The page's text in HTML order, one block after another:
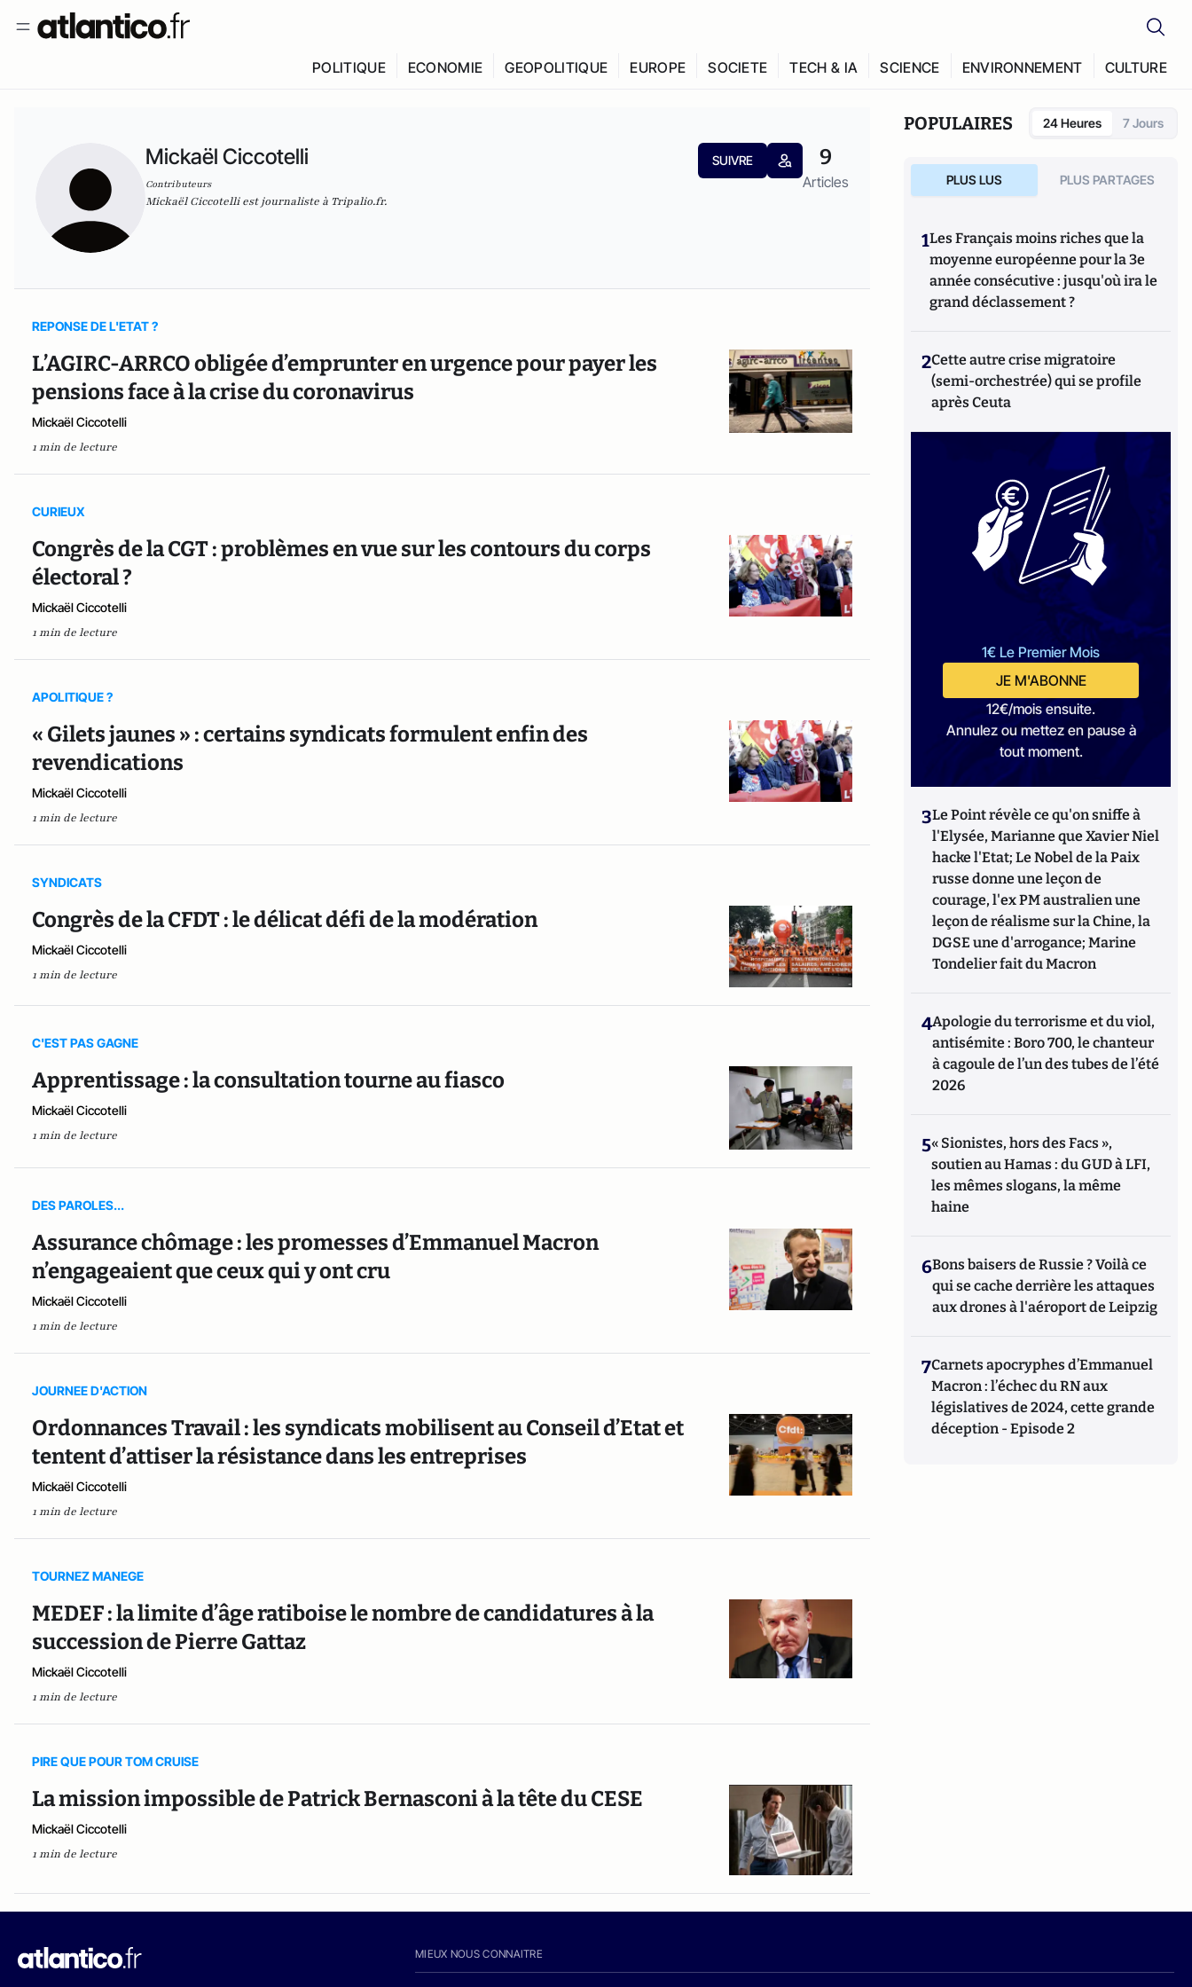
POLITIQUE ECONOMIE GEOPOLITIQUE EUROPE SOCIETE TECH & IA SCIENCE ENVIRONNEMENT CULTURE
Mickaël Ciccotelli
Contributeurs
SUIVRE 9
Articles
Mickaël Ciccotelli est journaliste à Tripalio.fr.
REPONSE DE L'ETAT ?
L’AGIRC-ARRCO obligée d’emprunter en urgence pour payer les
pensions face à la crise du coronavirus
Mickaël Ciccotelli
1 min de lecture
CURIEUX
Congrès de la CGT : problèmes en vue sur les contours du corps
électoral ?
Mickaël Ciccotelli
1 min de lecture
APOLITIQUE ?
« Gilets jaunes » : certains syndicats formulent enfin des
revendications
Mickaël Ciccotelli
1 min de lecture
SYNDICATS
Congrès de la CFDT : le délicat défi de la modération
Mickaël Ciccotelli
1 min de lecture
C'EST PAS GAGNE
Apprentissage : la consultation tourne au fiasco
Mickaël Ciccotelli
1 min de lecture
DES PAROLES...
Assurance chômage : les promesses d’Emmanuel Macron
n’engageaient que ceux qui y ont cru
Mickaël Ciccotelli
1 min de lecture
JOURNEE D'ACTION
Ordonnances Travail : les syndicats mobilisent au Conseil d’Etat et
tentent d’attiser la résistance dans les entreprises
Mickaël Ciccotelli
1 min de lecture
TOURNEZ MANEGE
MEDEF : la limite d’âge ratiboise le nombre de candidatures à la
succession de Pierre Gattaz
Mickaël Ciccotelli
1 min de lecture
PIRE QUE POUR TOM CRUISE
La mission impossible de Patrick Bernasconi à la tête du CESE
Mickaël Ciccotelli
1 min de lecture
POPULAIRES 24 Heures 7 Jours
PLUS LUS PLUS PARTAGES
1Les Français moins riches que la
moyenne européenne pour la 3e
année consécutive : jusqu'où ira le
grand déclassement ?
2Cette autre crise migratoire
(semi-orchestrée) qui se profile
après Ceuta
1€ Le Premier Mois
JE M'ABONNE
12€/mois ensuite.
Annulez ou mettez en pause à
tout moment.
3Le Point révèle ce qu'on sniffe à
l'Elysée, Marianne que Xavier Niel
hacke l'Etat; Le Nobel de la Paix
russe donne une leçon de
courage, l'ex PM australien une
leçon de réalisme sur la Chine, la
DGSE une d'arrogance; Marine
Tondelier fait du Macron
4Apologie du terrorisme et du viol,
antisémite : Boro 700, le chanteur
à cagoule de l’un des tubes de l’été
2026
5« Sionistes, hors des Facs »,
soutien au Hamas : du GUD à LFI,
les mêmes slogans, la même
haine
6Bons baisers de Russie ? Voilà ce
qui se cache derrière les attaques
aux drones à l'aéroport de Leipzig
7Carnets apocryphes d’Emmanuel
Macron : l’échec du RN aux
législatives de 2024, cette grande
déception - Episode 2
MIEUX NOUS CONNAITRE